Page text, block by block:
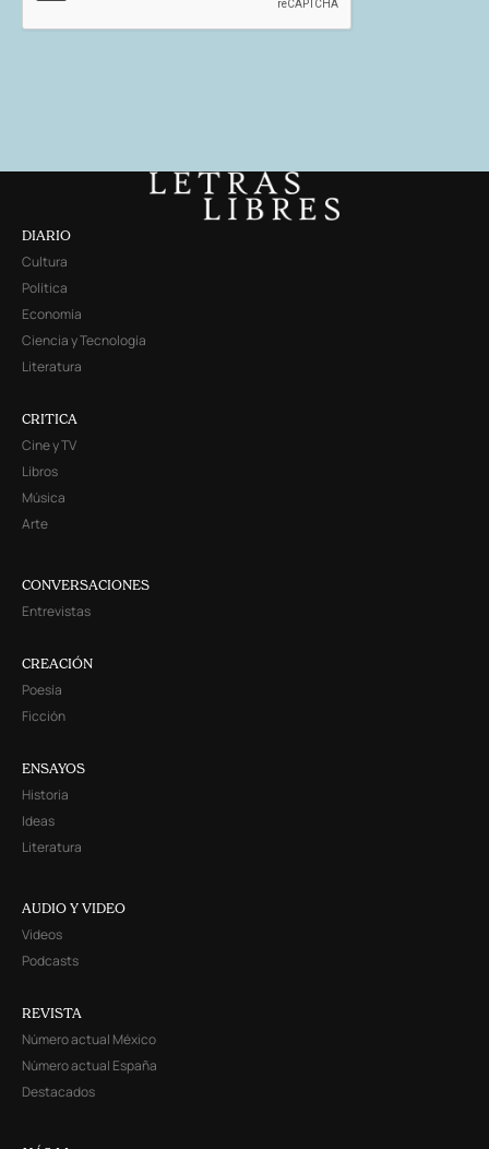
DIARIO
Cultura
Política
Economía
Ciencia y Tecnología
Literatura
CRITICA
Cine y TV
Libros
Música
Arte
CONVERSACIONES
Entrevistas
CREACIÓN
Poesía
Ficción
ENSAYOS
Historia
Ideas
Literatura
AUDIO Y VIDEO
Videos
Podcasts
REVISTA
Número actual México
Número actual España
Destacados